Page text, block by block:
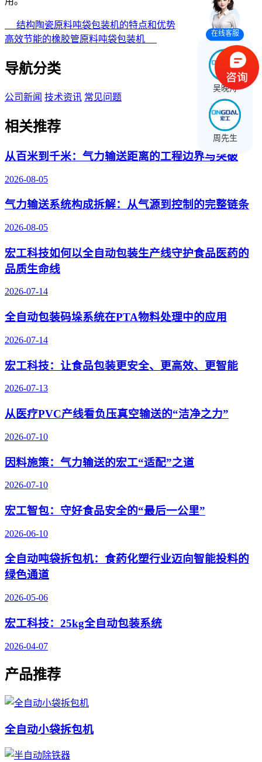
结构陶瓷原料吨袋包装机的特点和优势
高效节能的橡胶管原料吨袋包装机
导航分类
公司新闻 技术资讯 常见问题
相关推荐
从百米到千米：气力输送距离的工程边界与突破
2026-08-05
气力输送系统构成拆解：从气源到控制的完整链条
2026-08-05
宏工科技如何以全自动包装生产线守护食品医药的
品质生命线
2026-07-14
全自动包装码垛系统在PTA物料处理中的应用
2026-07-14
宏工科技：让食品包装更安全、更高效、更智能
2026-07-13
从医疗PVC产线看负压真空输送的“洁净之力”
2026-07-10
因料施策：气力输送的宏工“适配”之道
2026-07-10
宏工智包：守好食品安全的“最后一公里”
2026-06-10
全自动吨袋拆包机：食药化塑行业迈向智能投料的
绿色通道
2026-05-06
宏工科技：25kg全自动包装系统
2026-04-07
产品推荐
全自动小袋拆包机
在线客服
吴晚舟
周先生